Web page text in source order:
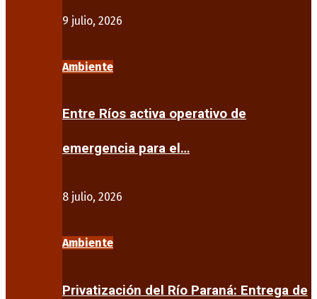
9 julio, 2026
Ambiente
Entre Ríos activa operativo de
emergencia para el…
8 julio, 2026
Ambiente
Privatización del Río Paraná: Entrega de